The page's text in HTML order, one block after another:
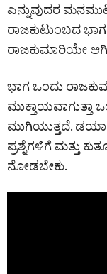
ಎನ್ನುವುದರ
ರಾಜಕುಟುಂಬದ
ರಾಜಕುಮಾರಿಯೇ
ಭಾಗ ಒಂದು
ಮುಕ್ತಾಯವಾಗುತ್ತಾ
ಮುಗಿಯುತ್ತದೆ.
ಪ್ರಶ್ನೆಗಳಿಗೆ ಮತ್ತು
ನೋಡಬೇಕು.